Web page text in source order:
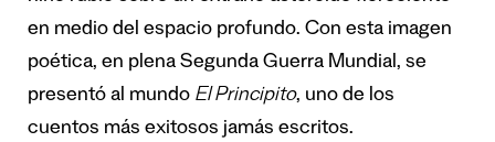
en medio del espacio profundo. Con esta imagen
poética, en plena Segunda Guerra Mundial, se
presentó al mundo El Principito, uno de los
cuentos más exitosos jamás escritos.